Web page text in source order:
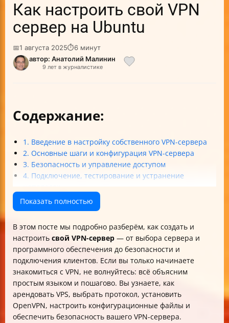
Как настроить свой VPN
сервер на Ubuntu
📅1 августа 2025⏱6 минут
автор: Анатолий Малинин
9 лет в журналистике
Содержание:
1. Введение в настройку собственного VPN-сервера
2. Основные шаги и конфигурация VPN-сервера
3. Безопасность и управление доступом
4. Подключение, тестирование и устранение
Итог
Показать полностью
В этом посте мы подробно разберём, как создать и
настроить свой VPN-сервер — от выбора сервера и
программного обеспечения до безопасности и
подключения клиентов. Если вы только начинаете
знакомиться с VPN, не волнуйтесь: всё объясним
простым языком и пошагово. Вы узнаете, как
арендовать VPS, выбрать протокол, установить
OpenVPN, настроить конфигурационные файлы и
обеспечить безопасность вашего VPN-сервера.